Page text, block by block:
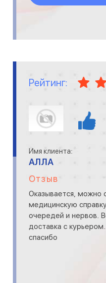
Рейтинг:
Имя клиента:
АЛЛА
Отзыв
Оказывается, можно
медицинскую
очередей и нервов.
доставка с
спасибо